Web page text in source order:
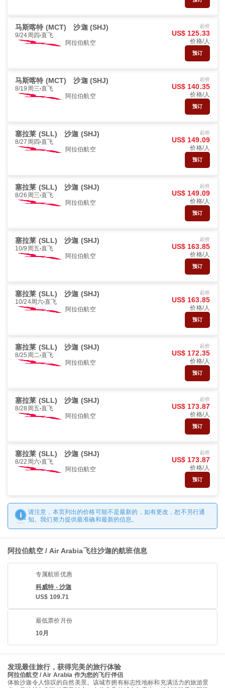
马斯喀特 (MCT) 沙迦 (SHJ)
9/24周四 直飞
阿拉伯航空
起价
US$ 125.33
价格/人
预订
马斯喀特 (MCT) 沙迦 (SHJ)
8/19周三 直飞
阿拉伯航空
起价
US$ 140.35
价格/人
预订
塞拉莱 (SLL) 沙迦 (SHJ)
8/27周四 直飞
阿拉伯航空
起价
US$ 149.09
价格/人
预订
塞拉莱 (SLL) 沙迦 (SHJ)
8/26周三 直飞
阿拉伯航空
起价
US$ 149.09
价格/人
预订
塞拉莱 (SLL) 沙迦 (SHJ)
10/9周五 直飞
阿拉伯航空
起价
US$ 163.85
价格/人
预订
塞拉莱 (SLL) 沙迦 (SHJ)
10/24周六 直飞
阿拉伯航空
起价
US$ 163.85
价格/人
预订
塞拉莱 (SLL) 沙迦 (SHJ)
8/25周二 直飞
阿拉伯航空
起价
US$ 172.35
价格/人
预订
塞拉莱 (SLL) 沙迦 (SHJ)
8/28周五 直飞
阿拉伯航空
起价
US$ 173.87
价格/人
预订
塞拉莱 (SLL) 沙迦 (SHJ)
8/22周六 直飞
阿拉伯航空
起价
US$ 173.87
价格/人
预订
请注意，本页列出的价格可能不是最新的，如有更改，恕不另行通
知。我们努力提供最准确和最新的信息。
阿拉伯航空 / Air Arabia飞往沙迦的航班信息
专属航班优惠
科威特 - 沙迦
US$ 109.71
最低票价月份
10月
发现最佳旅行，获得完美的旅行体验
阿拉伯航空 / Air Arabia 作为您的飞行伴侣
体验沙迦令人惊叹的自然美景。该城市拥有标志性地标和充满活力的旅游景